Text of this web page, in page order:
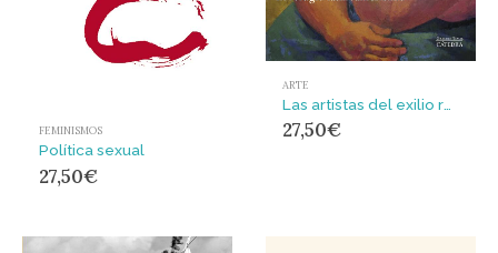
FEMINISMOS
Política sexual
27,50€
ARTE
27,50€